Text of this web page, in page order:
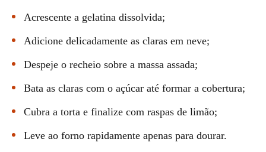
Acrescente a gelatina dissolvida;
Adicione delicadamente as claras em neve;
Despeje o recheio sobre a massa assada;
Bata as claras com o açúcar até formar a cobertura;
Cubra a torta e finalize com raspas de limão;
Leve ao forno rapidamente apenas para dourar.